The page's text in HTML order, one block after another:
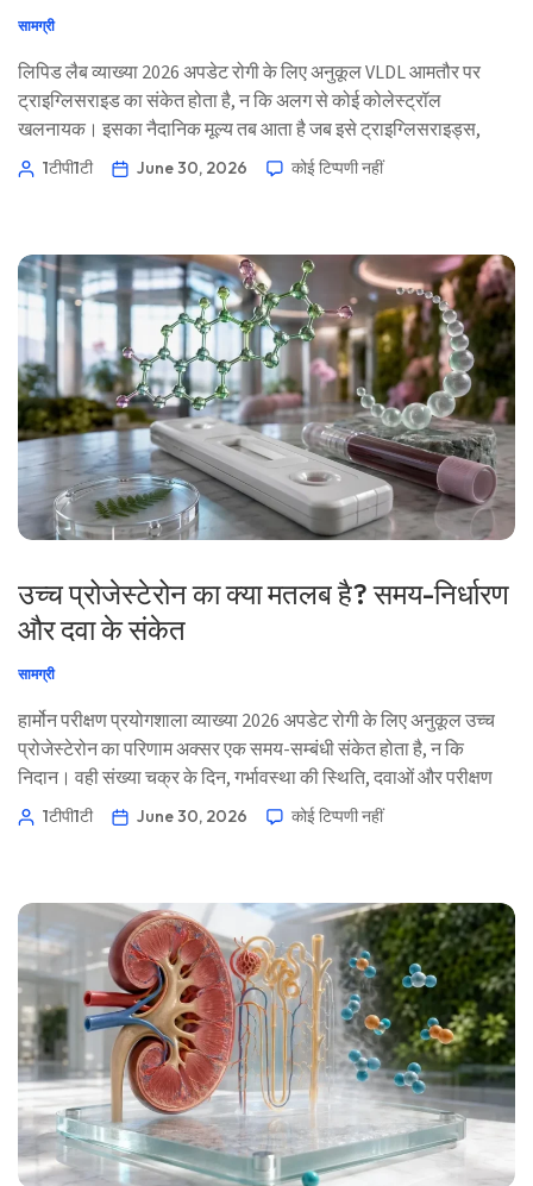
सामग्री
लिपिड लैब व्याख्या 2026 अपडेट रोगी के लिए अनुकूल VLDL आमतौर पर
ट्राइग्लिसराइड का संकेत होता है, न कि अलग से कोई कोलेस्ट्रॉल
खलनायक। इसका नैदानिक मूल्य तब आता है जब इसे ट्राइग्लिसराइड्स,
LDL-C, नॉन-HDL-C, ApoB, ग्लूकोज़ और यकृत (लिवर) के मार्करों के साथ
1टीपी1टी June 30, 2026 कोई टिप्पणी नहीं
उच्च प्रोजेस्टेरोन का क्या मतलब है? समय-निर्धारण
और दवा के संकेत
सामग्री
हार्मोन परीक्षण प्रयोगशाला व्याख्या 2026 अपडेट रोगी के लिए अनुकूल उच्च
प्रोजेस्टेरोन का परिणाम अक्सर एक समय-सम्बंधी संकेत होता है, न कि
निदान। वही संख्या चक्र के दिन, गर्भावस्था की स्थिति, दवाओं और परीक्षण
पद्धति के आधार पर आश्वस्त करने वाली, भ्रामक, या जांच के योग्य हो सकती
1टीपी1टी June 30, 2026 कोई टिप्पणी नहीं